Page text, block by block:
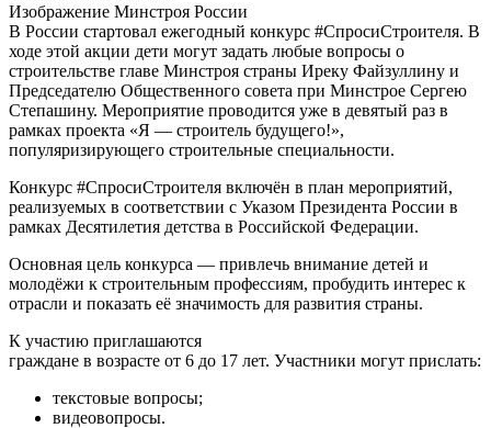
Изображение Минстроя России
В России стартовал ежегодный конкурс #СпросиСтроителя. В
ходе этой акции дети могут задать любые вопросы о
строительстве главе Минстроя страны Иреку Файзуллину и
Председателю Общественного совета при Минстрое Сергею
Степашину. Мероприятие проводится уже в девятый раз в
рамках проекта «Я — строитель будущего!»,
популяризирующего строительные специальности.
Конкурс #СпросиСтроителя включён в план мероприятий,
реализуемых в соответствии с Указом Президента России в
рамках Десятилетия детства в Российской Федерации.
Основная цель конкурса — привлечь внимание детей и
молодёжи к строительным профессиям, пробудить интерес к
отрасли и показать её значимость для развития страны.
К участию приглашаются
граждане в возрасте от 6 до 17 лет. Участники могут прислать:
текстовые вопросы;
видеовопросы.